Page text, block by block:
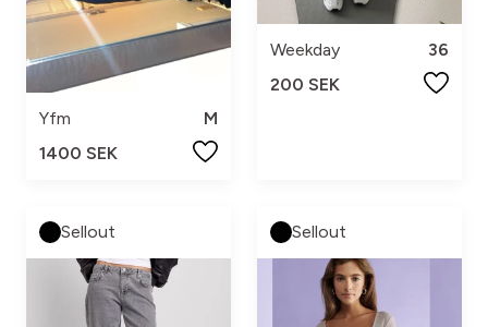
Yfm
M
1400 SEK
Weekday
36
200 SEK
Sellout Sellout